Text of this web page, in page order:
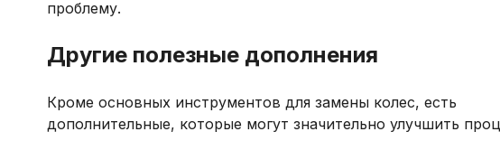
проблему.
Другие полезные дополнения
Кроме основных инструментов для замены колес, есть
дополнительные, которые могут значительно улучшить